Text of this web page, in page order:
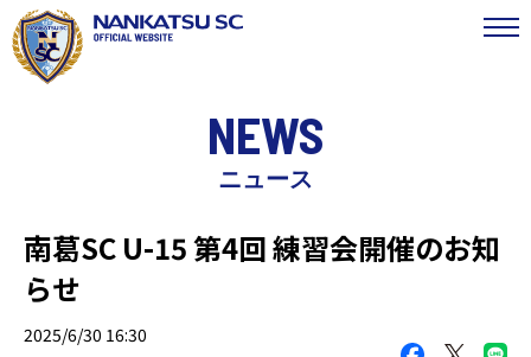
NEWS
ニュース
南葛SC U-15 第4回 練習会開催のお知
らせ
2025/6/30 16:30